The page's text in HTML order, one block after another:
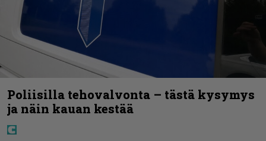
Poliisilla tehovalvonta – tästä kysymys
ja näin kauan kestää